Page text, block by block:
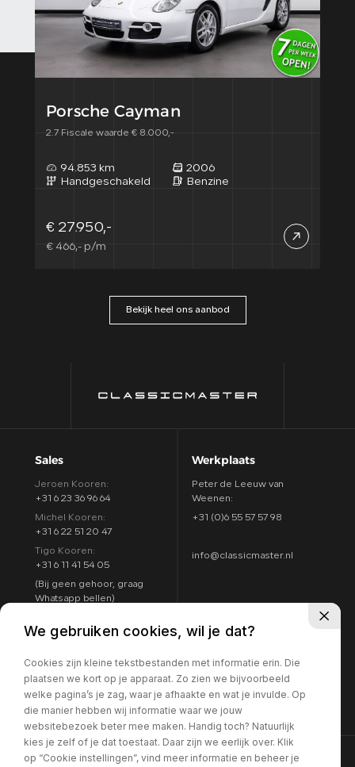
Porsche Cayman
2.7 Fiscale waarde € 8.000,-
94.853 km
2006
Handgeschakeld
Benzine
€ 27.950,-
€ 466,- p/m
Bekijk heel ons aanbod
Sales
Jeroen Kooren:
+31 6 23 36 96 64
Michel Kooren:
+31 6 22 51 20 47
Tigo Kooren:
+31 6 11 41 54 05
(Bij geen gehoor, graag
Whatsapp bellen)
Werkplaats
Peter de Leeuw van
Weenen:
+31 (0)6 55 57 57 98
info@classicmaster.nl
Argon 25
Routebeschrijving
8:00 - 17:00
7 dagen per week
geopend
We gebruiken cookies, wil je dat?
Cookies zijn kleine tekstbestanden met informatie erin. Die
plaatsen we kort op je apparaat. Zo zien we bijvoorbeeld
welke pagina’s je zag, waar je afhaakte en wat je invulde. Op
die manier hebben wij informatie waar we jouw
websitebezoek beter mee maken. Handig toch? Natuurlijk
kies je zelf of je dat toestaat. Daar zijn we eerlijk over. Klik
op “Cookie instellingen”, vind meer informatie en beheer je